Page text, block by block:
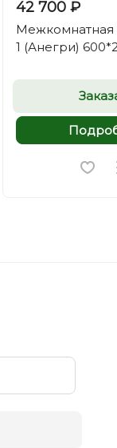
42 700 ₽
Межкомнатная
1 (Анегри)